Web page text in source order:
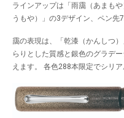
ラインアップは「雨靄（あまも
うもや）」の3デザイン、ペン先
靄の表現は、「乾漆（かんしつ
らりとした質感と銀色のグラデ
えます。 各色288本限定でシリ